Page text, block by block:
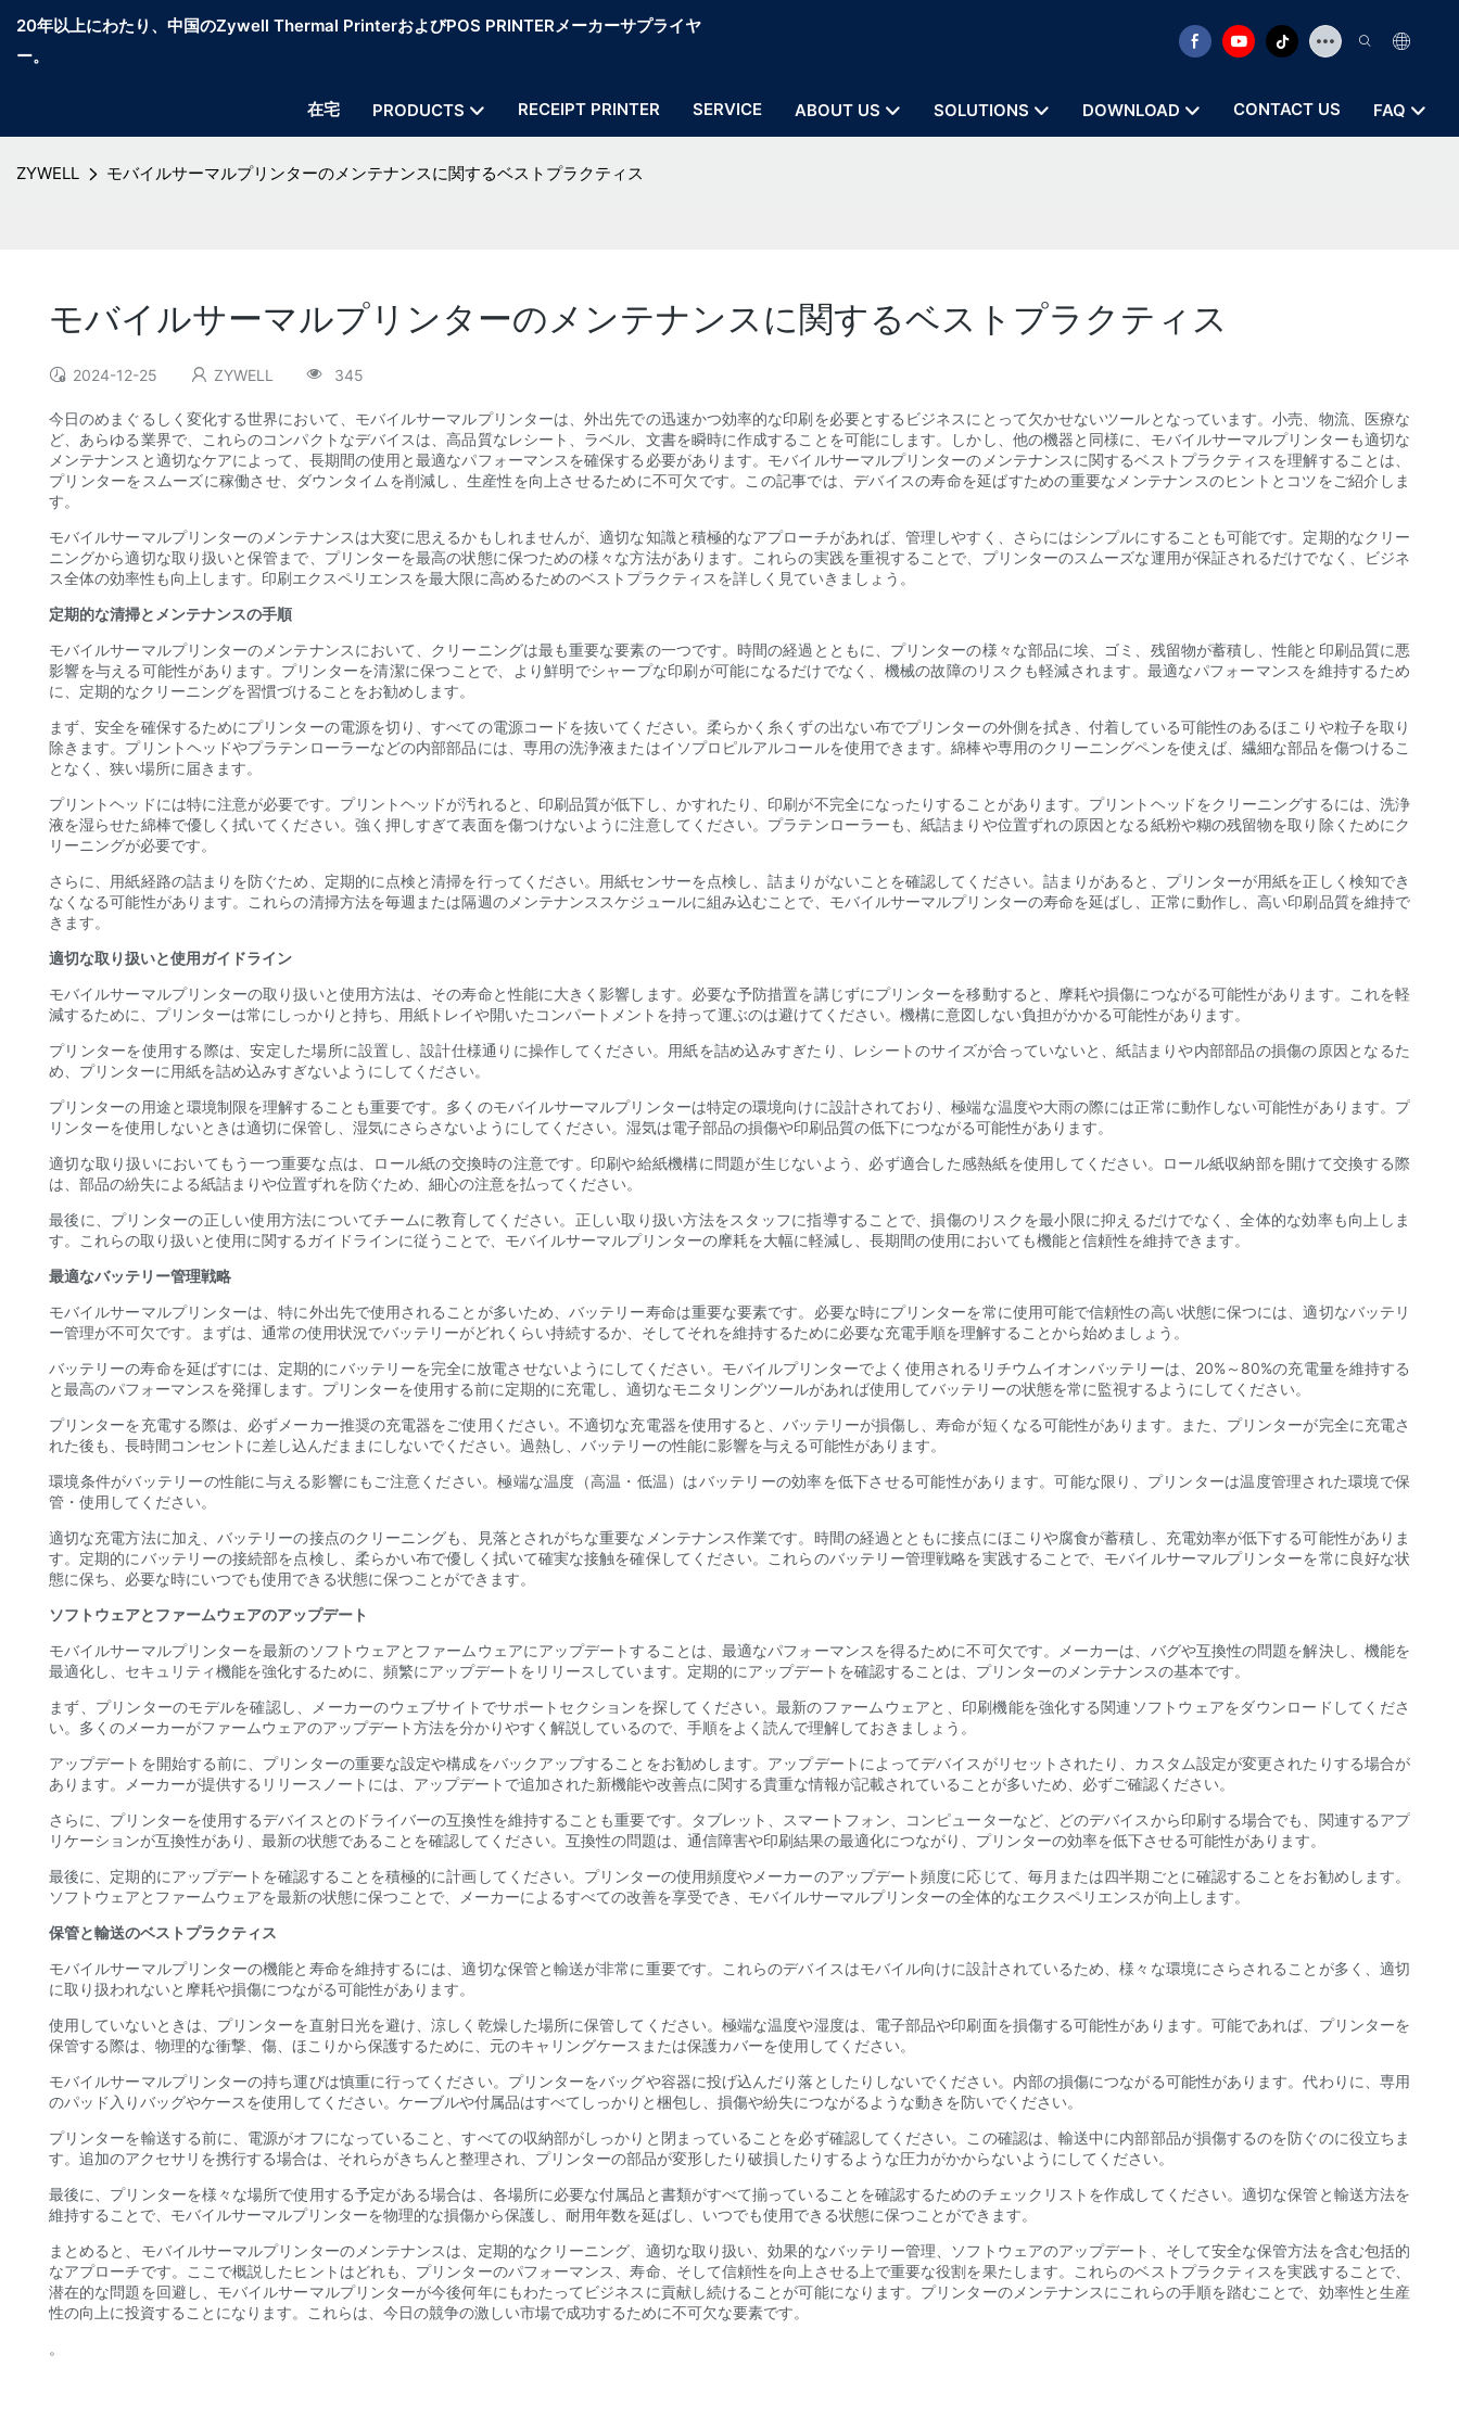
20年以上にわたり、中国のZywell Thermal PrinterおよびPOS PRINTERメーカーサプライヤ
ー。
在宅 PRODUCTS RECEIPT PRINTER SERVICE ABOUT US SOLUTIONS DOWNLOAD CONTACT US FAQ
ZYWELL モバイルサーマルプリンターのメンテナンスに関するベストプラクティス
モバイルサーマルプリンターのメンテナンスに関するベストプラクティス
2024-12-25 ZYWELL 345
今日のめまぐるしく変化する世界において、モバイルサーマルプリンターは、外出先での迅速かつ効率的な印刷を必要とするビジネスにとって欠かせないツールとなっています。小売、物流、医療な
ど、あらゆる業界で、これらのコンパクトなデバイスは、高品質なレシート、ラベル、文書を瞬時に作成することを可能にします。しかし、他の機器と同様に、モバイルサーマルプリンターも適切な
メンテナンスと適切なケアによって、長期間の使用と最適なパフォーマンスを確保する必要があります。モバイルサーマルプリンターのメンテナンスに関するベストプラクティスを理解することは、
プリンターをスムーズに稼働させ、ダウンタイムを削減し、生産性を向上させるために不可欠です。この記事では、デバイスの寿命を延ばすための重要なメンテナンスのヒントとコツをご紹介しま
す。
モバイルサーマルプリンターのメンテナンスは大変に思えるかもしれませんが、適切な知識と積極的なアプローチがあれば、管理しやすく、さらにはシンプルにすることも可能です。定期的なクリー
ニングから適切な取り扱いと保管まで、プリンターを最高の状態に保つための様々な方法があります。これらの実践を重視することで、プリンターのスムーズな運用が保証されるだけでなく、ビジネ
ス全体の効率性も向上します。印刷エクスペリエンスを最大限に高めるためのベストプラクティスを詳しく見ていきましょう。
定期的な清掃とメンテナンスの手順
モバイルサーマルプリンターのメンテナンスにおいて、クリーニングは最も重要な要素の一つです。時間の経過とともに、プリンターの様々な部品に埃、ゴミ、残留物が蓄積し、性能と印刷品質に悪
影響を与える可能性があります。プリンターを清潔に保つことで、より鮮明でシャープな印刷が可能になるだけでなく、機械の故障のリスクも軽減されます。最適なパフォーマンスを維持するため
に、定期的なクリーニングを習慣づけることをお勧めします。
まず、安全を確保するためにプリンターの電源を切り、すべての電源コードを抜いてください。柔らかく糸くずの出ない布でプリンターの外側を拭き、付着している可能性のあるほこりや粒子を取り
除きます。プリントヘッドやプラテンローラーなどの内部部品には、専用の洗浄液またはイソプロピルアルコールを使用できます。綿棒や専用のクリーニングペンを使えば、繊細な部品を傷つけるこ
となく、狭い場所に届きます。
プリントヘッドには特に注意が必要です。プリントヘッドが汚れると、印刷品質が低下し、かすれたり、印刷が不完全になったりすることがあります。プリントヘッドをクリーニングするには、洗浄
液を湿らせた綿棒で優しく拭いてください。強く押しすぎて表面を傷つけないように注意してください。プラテンローラーも、紙詰まりや位置ずれの原因となる紙粉や糊の残留物を取り除くためにク
リーニングが必要です。
さらに、用紙経路の詰まりを防ぐため、定期的に点検と清掃を行ってください。用紙センサーを点検し、詰まりがないことを確認してください。詰まりがあると、プリンターが用紙を正しく検知でき
なくなる可能性があります。これらの清掃方法を毎週または隔週のメンテナンススケジュールに組み込むことで、モバイルサーマルプリンターの寿命を延ばし、正常に動作し、高い印刷品質を維持で
きます。
適切な取り扱いと使用ガイドライン
モバイルサーマルプリンターの取り扱いと使用方法は、その寿命と性能に大きく影響します。必要な予防措置を講じずにプリンターを移動すると、摩耗や損傷につながる可能性があります。これを軽
減するために、プリンターは常にしっかりと持ち、用紙トレイや開いたコンパートメントを持って運ぶのは避けてください。機構に意図しない負担がかかる可能性があります。
プリンターを使用する際は、安定した場所に設置し、設計仕様通りに操作してください。用紙を詰め込みすぎたり、レシートのサイズが合っていないと、紙詰まりや内部部品の損傷の原因となるた
め、プリンターに用紙を詰め込みすぎないようにしてください。
プリンターの用途と環境制限を理解することも重要です。多くのモバイルサーマルプリンターは特定の環境向けに設計されており、極端な温度や大雨の際には正常に動作しない可能性があります。プ
リンターを使用しないときは適切に保管し、湿気にさらさないようにしてください。湿気は電子部品の損傷や印刷品質の低下につながる可能性があります。
適切な取り扱いにおいてもう一つ重要な点は、ロール紙の交換時の注意です。印刷や給紙機構に問題が生じないよう、必ず適合した感熱紙を使用してください。ロール紙収納部を開けて交換する際
は、部品の紛失による紙詰まりや位置ずれを防ぐため、細心の注意を払ってください。
最後に、プリンターの正しい使用方法についてチームに教育してください。正しい取り扱い方法をスタッフに指導することで、損傷のリスクを最小限に抑えるだけでなく、全体的な効率も向上しま
す。これらの取り扱いと使用に関するガイドラインに従うことで、モバイルサーマルプリンターの摩耗を大幅に軽減し、長期間の使用においても機能と信頼性を維持できます。
最適なバッテリー管理戦略
モバイルサーマルプリンターは、特に外出先で使用されることが多いため、バッテリー寿命は重要な要素です。必要な時にプリンターを常に使用可能で信頼性の高い状態に保つには、適切なバッテリ
ー管理が不可欠です。まずは、通常の使用状況でバッテリーがどれくらい持続するか、そしてそれを維持するために必要な充電手順を理解することから始めましょう。
バッテリーの寿命を延ばすには、定期的にバッテリーを完全に放電させないようにしてください。モバイルプリンターでよく使用されるリチウムイオンバッテリーは、20%～80%の充電量を維持する
と最高のパフォーマンスを発揮します。プリンターを使用する前に定期的に充電し、適切なモニタリングツールがあれば使用してバッテリーの状態を常に監視するようにしてください。
プリンターを充電する際は、必ずメーカー推奨の充電器をご使用ください。不適切な充電器を使用すると、バッテリーが損傷し、寿命が短くなる可能性があります。また、プリンターが完全に充電さ
れた後も、長時間コンセントに差し込んだままにしないでください。過熱し、バッテリーの性能に影響を与える可能性があります。
環境条件がバッテリーの性能に与える影響にもご注意ください。極端な温度（高温・低温）はバッテリーの効率を低下させる可能性があります。可能な限り、プリンターは温度管理された環境で保
管・使用してください。
適切な充電方法に加え、バッテリーの接点のクリーニングも、見落とされがちな重要なメンテナンス作業です。時間の経過とともに接点にほこりや腐食が蓄積し、充電効率が低下する可能性がありま
す。定期的にバッテリーの接続部を点検し、柔らかい布で優しく拭いて確実な接触を確保してください。これらのバッテリー管理戦略を実践することで、モバイルサーマルプリンターを常に良好な状
態に保ち、必要な時にいつでも使用できる状態に保つことができます。
ソフトウェアとファームウェアのアップデート
モバイルサーマルプリンターを最新のソフトウェアとファームウェアにアップデートすることは、最適なパフォーマンスを得るために不可欠です。メーカーは、バグや互換性の問題を解決し、機能を
最適化し、セキュリティ機能を強化するために、頻繁にアップデートをリリースしています。定期的にアップデートを確認することは、プリンターのメンテナンスの基本です。
まず、プリンターのモデルを確認し、メーカーのウェブサイトでサポートセクションを探してください。最新のファームウェアと、印刷機能を強化する関連ソフトウェアをダウンロードしてくださ
い。多くのメーカーがファームウェアのアップデート方法を分かりやすく解説しているので、手順をよく読んで理解しておきましょう。
アップデートを開始する前に、プリンターの重要な設定や構成をバックアップすることをお勧めします。アップデートによってデバイスがリセットされたり、カスタム設定が変更されたりする場合が
あります。メーカーが提供するリリースノートには、アップデートで追加された新機能や改善点に関する貴重な情報が記載されていることが多いため、必ずご確認ください。
さらに、プリンターを使用するデバイスとのドライバーの互換性を維持することも重要です。タブレット、スマートフォン、コンピューターなど、どのデバイスから印刷する場合でも、関連するアプ
リケーションが互換性があり、最新の状態であることを確認してください。互換性の問題は、通信障害や印刷結果の最適化につながり、プリンターの効率を低下させる可能性があります。
最後に、定期的にアップデートを確認することを積極的に計画してください。プリンターの使用頻度やメーカーのアップデート頻度に応じて、毎月または四半期ごとに確認することをお勧めします。
ソフトウェアとファームウェアを最新の状態に保つことで、メーカーによるすべての改善を享受でき、モバイルサーマルプリンターの全体的なエクスペリエンスが向上します。
保管と輸送のベストプラクティス
モバイルサーマルプリンターの機能と寿命を維持するには、適切な保管と輸送が非常に重要です。これらのデバイスはモバイル向けに設計されているため、様々な環境にさらされることが多く、適切
に取り扱われないと摩耗や損傷につながる可能性があります。
使用していないときは、プリンターを直射日光を避け、涼しく乾燥した場所に保管してください。極端な温度や湿度は、電子部品や印刷面を損傷する可能性があります。可能であれば、プリンターを
保管する際は、物理的な衝撃、傷、ほこりから保護するために、元のキャリングケースまたは保護カバーを使用してください。
モバイルサーマルプリンターの持ち運びは慎重に行ってください。プリンターをバッグや容器に投げ込んだり落としたりしないでください。内部の損傷につながる可能性があります。代わりに、専用
のパッド入りバッグやケースを使用してください。ケーブルや付属品はすべてしっかりと梱包し、損傷や紛失につながるような動きを防いでください。
プリンターを輸送する前に、電源がオフになっていること、すべての収納部がしっかりと閉まっていることを必ず確認してください。この確認は、輸送中に内部部品が損傷するのを防ぐのに役立ちま
す。追加のアクセサリを携行する場合は、それらがきちんと整理され、プリンターの部品が変形したり破損したりするような圧力がかからないようにしてください。
最後に、プリンターを様々な場所で使用する予定がある場合は、各場所に必要な付属品と書類がすべて揃っていることを確認するためのチェックリストを作成してください。適切な保管と輸送方法を
維持することで、モバイルサーマルプリンターを物理的な損傷から保護し、耐用年数を延ばし、いつでも使用できる状態に保つことができます。
まとめると、モバイルサーマルプリンターのメンテナンスは、定期的なクリーニング、適切な取り扱い、効果的なバッテリー管理、ソフトウェアのアップデート、そして安全な保管方法を含む包括的
なアプローチです。ここで概説したヒントはどれも、プリンターのパフォーマンス、寿命、そして信頼性を向上させる上で重要な役割を果たします。これらのベストプラクティスを実践することで、
潜在的な問題を回避し、モバイルサーマルプリンターが今後何年にもわたってビジネスに貢献し続けることが可能になります。プリンターのメンテナンスにこれらの手順を踏むことで、効率性と生産
性の向上に投資することになります。これらは、今日の競争の激しい市場で成功するために不可欠な要素です。
。